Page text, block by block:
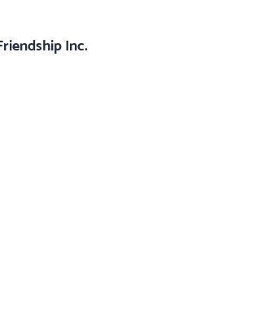
Inc.